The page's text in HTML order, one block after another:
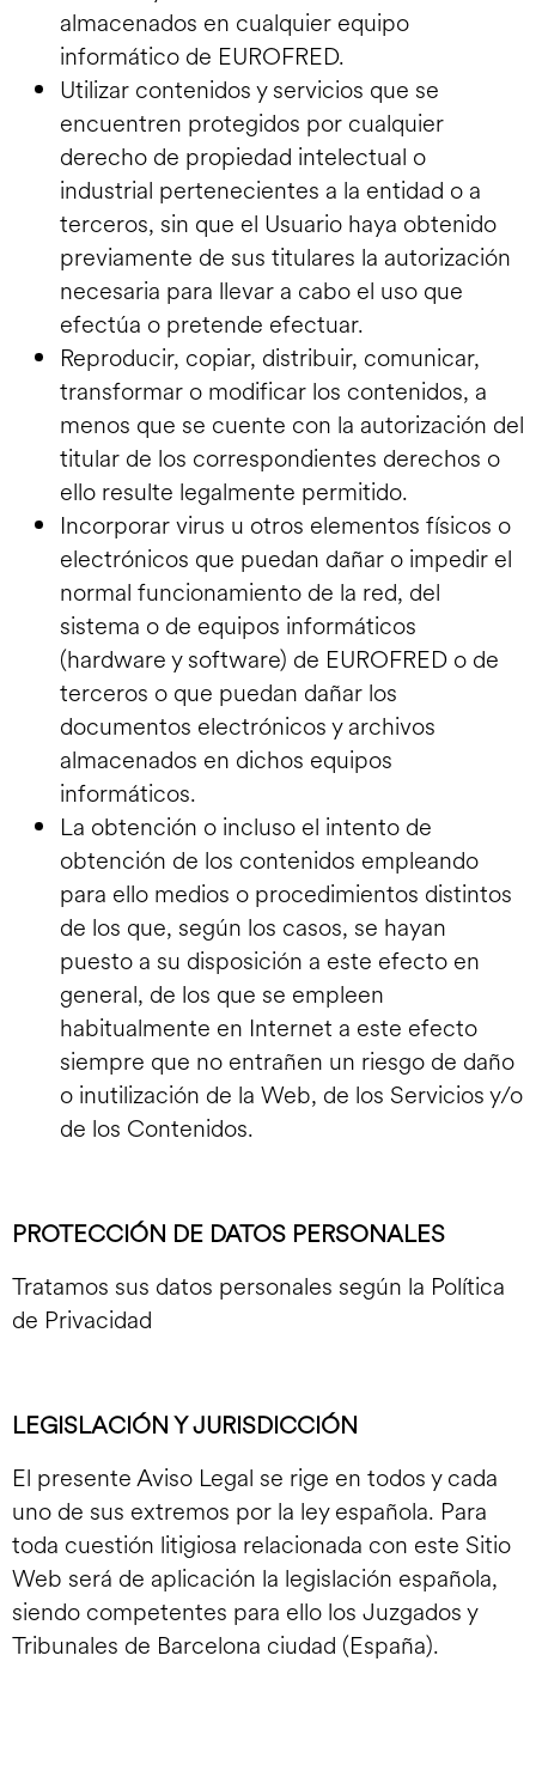
almacenados en cualquier equipo
informático de EUROFRED.
Utilizar contenidos y servicios que se
encuentren protegidos por cualquier
derecho de propiedad intelectual o
industrial pertenecientes a la entidad o a
terceros, sin que el Usuario haya obtenido
previamente de sus titulares la autorización
necesaria para llevar a cabo el uso que
efectúa o pretende efectuar.
Reproducir, copiar, distribuir, comunicar,
transformar o modificar los contenidos, a
menos que se cuente con la autorización del
titular de los correspondientes derechos o
ello resulte legalmente permitido.
Incorporar virus u otros elementos físicos o
electrónicos que puedan dañar o impedir el
normal funcionamiento de la red, del
sistema o de equipos informáticos
(hardware y software) de EUROFRED o de
terceros o que puedan dañar los
documentos electrónicos y archivos
almacenados en dichos equipos
informáticos.
La obtención o incluso el intento de
obtención de los contenidos empleando
para ello medios o procedimientos distintos
de los que, según los casos, se hayan
puesto a su disposición a este efecto en
general, de los que se empleen
habitualmente en Internet a este efecto
siempre que no entrañen un riesgo de daño
o inutilización de la Web, de los Servicios y/o
de los Contenidos.
PROTECCIÓN DE DATOS PERSONALES
Tratamos sus datos personales según la Política
de Privacidad
LEGISLACIÓN Y JURISDICCIÓN
El presente Aviso Legal se rige en todos y cada
uno de sus extremos por la ley española. Para
toda cuestión litigiosa relacionada con este Sitio
Web será de aplicación la legislación española,
siendo competentes para ello los Juzgados y
Tribunales de Barcelona ciudad (España).